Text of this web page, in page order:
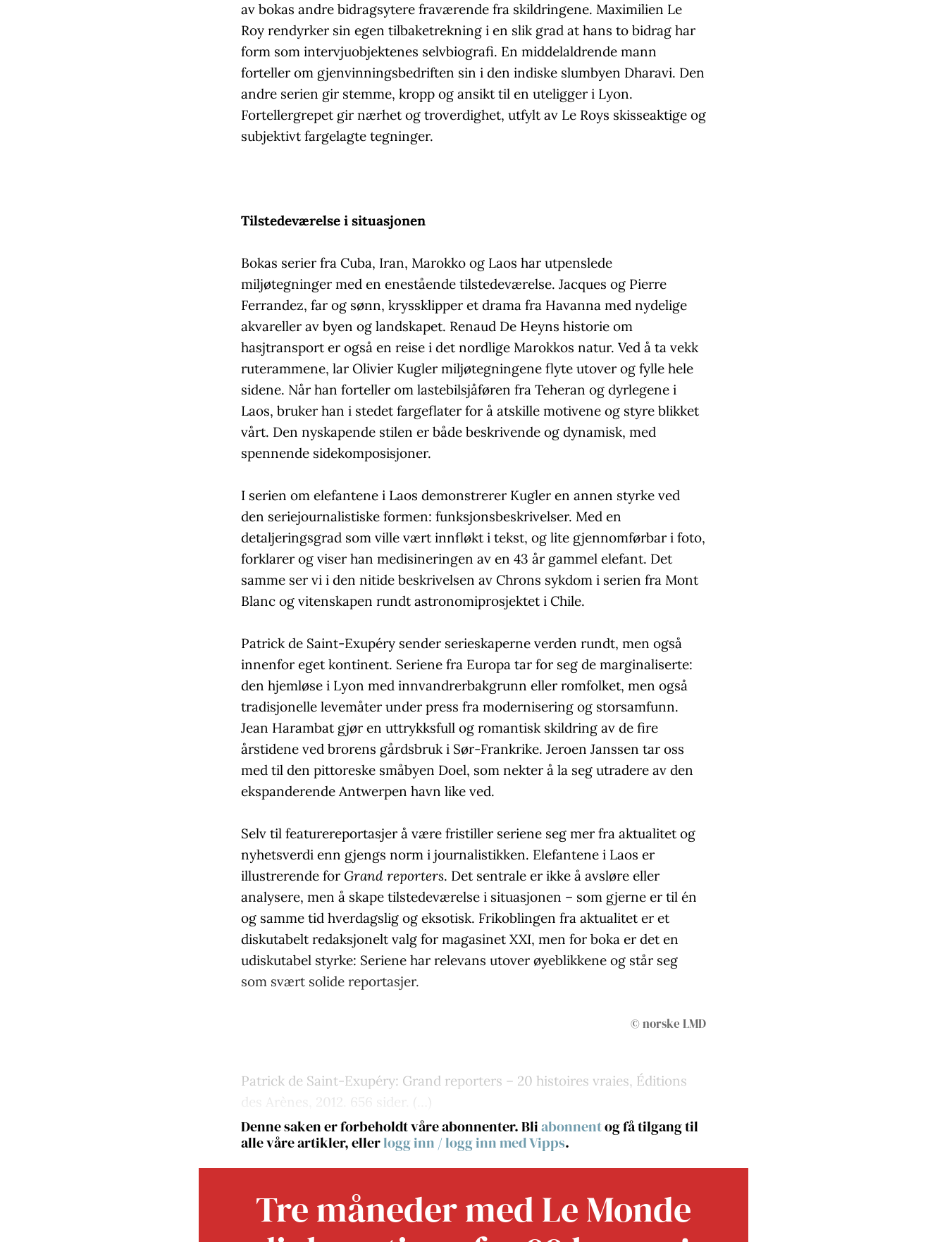
av bokas andre bidragsytere fraværende fra skildringene. Maximilien Le
Roy rendyrker sin egen tilbaketrekning i en slik grad at hans to bidrag har
form som intervjuobjektenes selvbiografi. En middelaldrende mann
forteller om gjenvinningsbedriften sin i den indiske slumbyen Dharavi. Den
andre serien gir stemme, kropp og ansikt til en uteligger i Lyon.
Fortellergrepet gir nærhet og troverdighet, utfylt av Le Roys skisseaktige og
subjektivt fargelagte tegninger.
Tilstedeværelse i situasjonen
Bokas serier fra Cuba, Iran, Marokko og Laos har utpenslede
miljøtegninger med en enestående tilstedeværelse. Jacques og Pierre
Ferrandez, far og sønn, kryssklipper et drama fra Havanna med nydelige
akvareller av byen og landskapet. Renaud De Heyns historie om
hasjtransport er også en reise i det nordlige Marokkos natur. Ved å ta vekk
ruterammene, lar Olivier Kugler miljøtegningene flyte utover og fylle hele
sidene. Når han forteller om lastebilsjåføren fra Teheran og dyrlegene i
Laos, bruker han i stedet fargeflater for å atskille motivene og styre blikket
vårt. Den nyskapende stilen er både beskrivende og dynamisk, med
spennende sidekomposisjoner.
I serien om elefantene i Laos demonstrerer Kugler en annen styrke ved
den seriejournalistiske formen: funksjonsbeskrivelser. Med en
detaljeringsgrad som ville vært innfløkt i tekst, og lite gjennomførbar i foto,
forklarer og viser han medisineringen av en 43 år gammel elefant. Det
samme ser vi i den nitide beskrivelsen av Chrons sykdom i serien fra Mont
Blanc og vitenskapen rundt astronomiprosjektet i Chile.
Patrick de Saint-Exupéry sender serieskaperne verden rundt, men også
innenfor eget kontinent. Seriene fra Europa tar for seg de marginaliserte:
den hjemløse i Lyon med innvandrerbakgrunn eller romfolket, men også
tradisjonelle levemåter under press fra modernisering og storsamfunn.
Jean Harambat gjør en uttrykksfull og romantisk skildring av de fire
årstidene ved brorens gårdsbruk i Sør-Frankrike. Jeroen Janssen tar oss
med til den pittoreske småbyen Doel, som nekter å la seg utradere av den
ekspanderende Antwerpen havn like ved.
Selv til featurereportasjer å være fristiller seriene seg mer fra aktualitet og
nyhetsverdi enn gjengs norm i journalistikken. Elefantene i Laos er
illustrerende for Grand reporters. Det sentrale er ikke å avsløre eller
analysere, men å skape tilstedeværelse i situasjonen – som gjerne er til én
og samme tid hverdagslig og eksotisk. Frikoblingen fra aktualitet er et
diskutabelt redaksjonelt valg for magasinet XXI, men for boka er det en
udiskutabel styrke: Seriene har relevans utover øyeblikkene og står seg
som svært solide reportasjer.
© norske LMD
Patrick de Saint-Exupéry: Grand reporters – 20 histoires vraies, Éditions
des Arènes, 2012. 656 sider. (…)
Denne saken er forbeholdt våre abonnenter. Bliabonnentog få tilgang til
alle våre artikler, ellerlogg inn /logg inn med Vipps.
Tre måneder med Le Monde